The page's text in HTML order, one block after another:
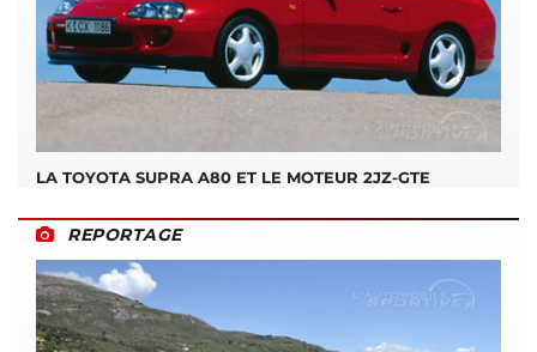
LA TOYOTA SUPRA A80 ET LE MOTEUR 2JZ-GTE
REPORTAGE